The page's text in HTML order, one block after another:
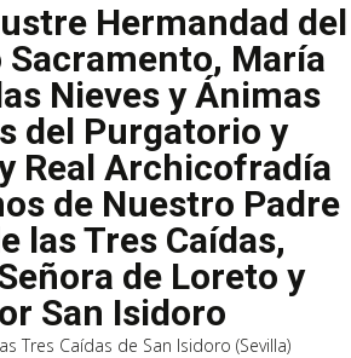
Hermandad del
María
Nieves y Ánimas
del Purgatorio y
Real Archicofradía
de Nuestro Padre
las Tres Caídas,
de Loreto y
San Isidoro
Tres Caídas de San Isidoro (Sevilla)